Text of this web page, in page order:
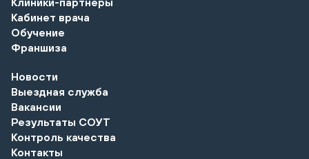
Кабинет врача
Обучение
Франшиза
Новости
Выездная служба
Вакансии
Результаты СОУТ
Контроль качества
Контакты